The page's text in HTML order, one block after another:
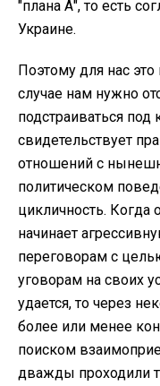
"плана А", то есть
Украине.
Поэтому для нас
случае нам нужно
подстраиваться
свидетельствует
отношений с
политическом
цикличность. Когда
начинает
переговорам с
уговорам на своих
удается, то через
более или менее
поиском
дважды проходили